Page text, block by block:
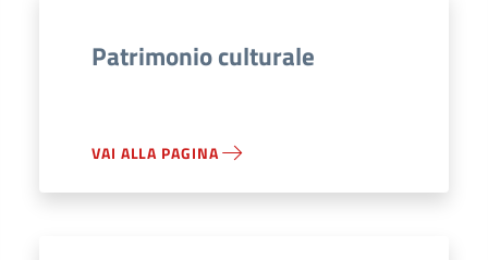
Patrimonio culturale
VAI ALLA PAGINA